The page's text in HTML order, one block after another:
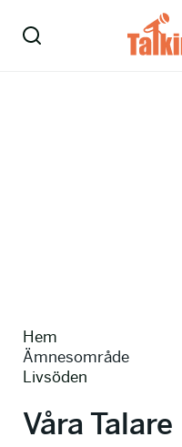
Kontakt
08-38 15 15
Hem
Ämnesområde
Livsöden
Våra Talare